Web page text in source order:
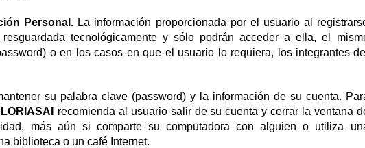
Personal. La información proporcionada por el usuario al
tecnológicamente y sólo podrán acceder a ella, el
o en los casos en que el usuario lo requiera, los integrantes del
su palabra clave (password) y la información de su cuenta.
recomienda al usuario salir de su cuenta y cerrar la ventana
más aún si comparte su computadora con alguien o utiliza
biblioteca o un café Internet.